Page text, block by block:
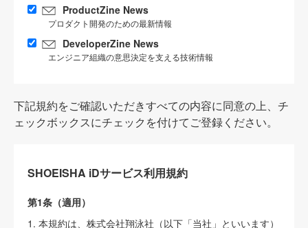
ProductZine News
プロダクト開発のための最新情報
DeveloperZine News
エンジニア組織の意思決定を支える技術情報
下記規約をご確認いただきすべての内容に同意の上、チ
ェックボックスにチェックを付けてご登録ください。
SHOEISHA iDサービス利用規約
第1条（適用）
1. 本規約は、株式会社翔泳社（以下「当社」といいます）